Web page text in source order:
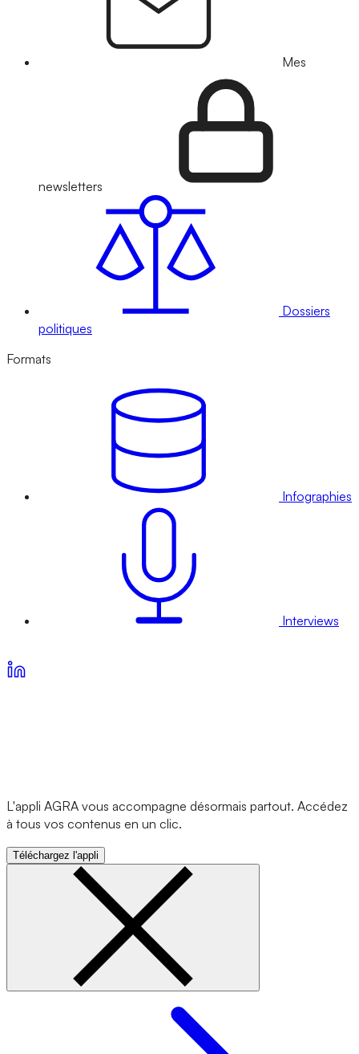
Mes
newsletters
Dossiers
politiques
Formats
Infographies
Interviews
L'appli AGRA vous accompagne désormais partout. Accédez
à tous vos contenus en un clic.
Téléchargez l'appli